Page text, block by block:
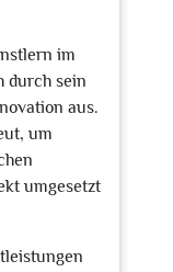
im
durch sein
aus.
um
umgesetzt